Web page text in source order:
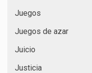
Juegos
Juegos de azar
Juicio
Justicia